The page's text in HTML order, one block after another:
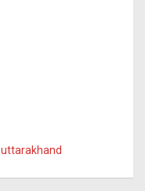
uttarakhand